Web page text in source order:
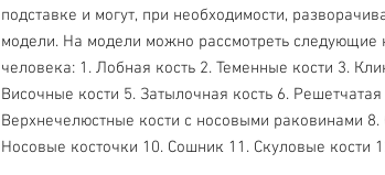
подставке и могут, при необходимости,
модели. На модели можно рассмотреть следующие
человека: 1. Лобная кость 2. Теменные кости 3.
Височные кости 5. Затылочная кость 6. Решетчатая
Верхнечелюстные кости с носовыми раковинами 8.
Носовые косточки 10. Сошник 11. Скуловые кости